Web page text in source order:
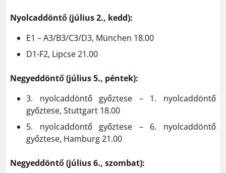
Nyolcaddöntő (július 2., kedd):
E1 – A3/B3/C3/D3, München 18.00
D1-F2, Lipcse 21.00
Negyeddöntő (július 5., péntek):
3. nyolcaddöntő győztese – 1. nyolcaddöntő
győztese, Stuttgart 18.00
5. nyolcaddöntő győztese – 6. nyolcaddöntő
győztese, Hamburg 21.00
Negyeddöntő (július 6., szombat):